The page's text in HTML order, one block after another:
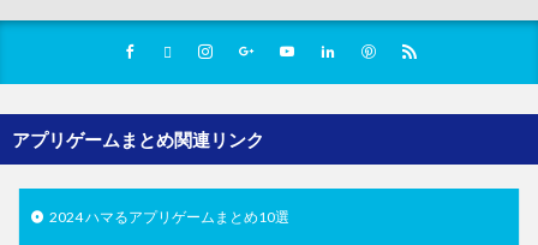
アプリゲームまとめ関連リンク
2024 ハマるアプリゲームまとめ10選